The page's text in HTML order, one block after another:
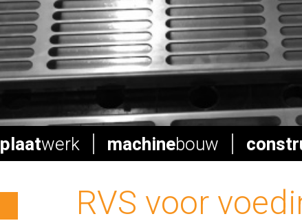
plaatwerk machinebouw
RVS voor